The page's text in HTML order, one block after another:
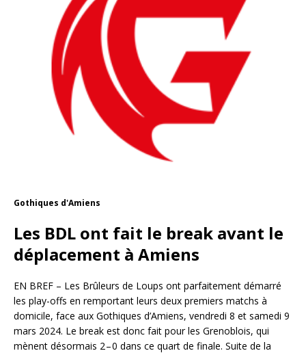
Gothiques d'Amiens
Les BDL ont fait le break avant le
déplacement à Amiens
EN BREF – Les Brûleurs de Loups ont parfaitement démarré
les play-offs en remportant leurs deux premiers matchs à
domicile, face aux Gothiques d’Amiens, vendredi 8 et samedi 9
mars 2024. Le break est donc fait pour les Grenoblois, qui
mènent désormais 2 – 0 dans ce quart de finale. Suite de la